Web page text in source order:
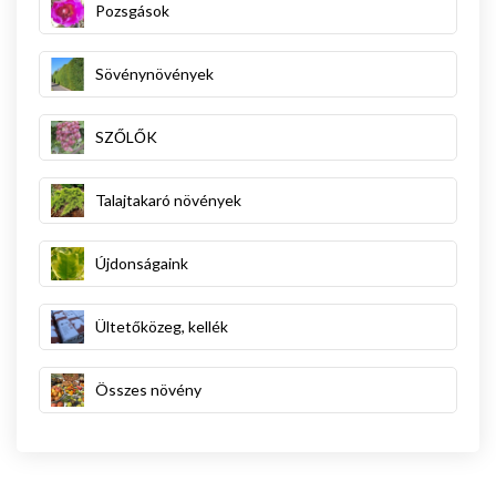
Pozsgások
Sövénynövények
SZŐLŐK
Talajtakaró növények
Újdonságaink
Ültetőközeg, kellék
Összes növény